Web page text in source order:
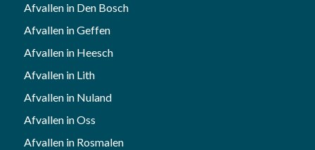
Afvallen in Den Bosch
Afvallen in Geffen
Afvallen in Heesch
Afvallen in Lith
Afvallen in Nuland
Afvallen in Oss
Afvallen in Rosmalen